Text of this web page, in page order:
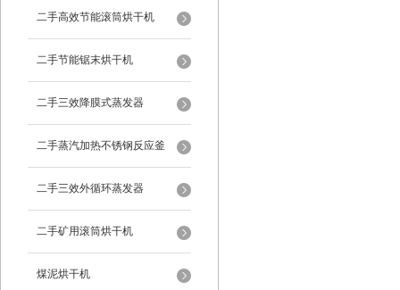
二手高效节能滚筒烘干机
二手节能锯末烘干机
二手三效降膜式蒸发器
二手蒸汽加热不锈钢反应釜
二手三效外循环蒸发器
二手矿用滚筒烘干机
煤泥烘干机